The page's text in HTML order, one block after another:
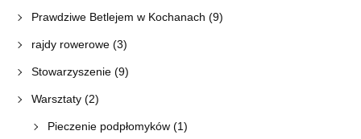
Prawdziwe Betlejem w Kochanach (9)
rajdy rowerowe(3)
Stowarzyszenie(9)
Warsztaty(2)
Pieczenie podpłomyków(1)